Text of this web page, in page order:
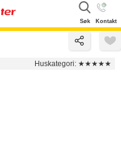
Kontakt
Søk
Huskategori: ★★★★★